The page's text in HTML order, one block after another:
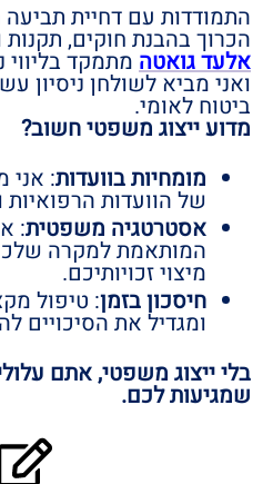
התמודדות עם דחיית
הכרוך בהבנת חוקים, תקנות
אלעד גואטה מתמקד בליווי
ואני מביא לשולחן ניסיון
ביטוח לאומי.
מדוע ייצוג משפטי חשוב?
מומחיות בוועדות: אני
של הוועדות הרפואיות
אסטרטגיה משפטית:
המותאמת למקרה
מיצוי זכויותיכם.
חיסכון בזמן: טיפול
ומגדיל את הסיכויים
בלי ייצוג משפטי, אתם
שמגיעות לכם.